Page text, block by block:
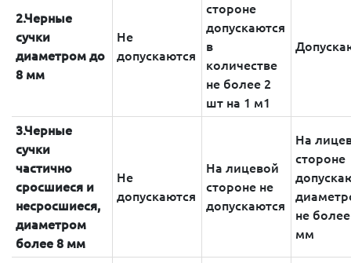
2.Черные
сучки
диаметром до
8 мм
Не
допускаются
стороне
допускаются
в
количестве
не более 2
шт на 1 м1
3.Черные
сучки
частично
сросшиеся и
несросшиеся,
диаметром
более 8 мм
Не
допускаются
На лицевой
стороне не
допускаются
На
стороне
не
мм